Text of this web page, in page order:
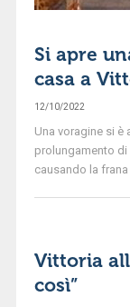
Si apre
casa a
12/10/2022
Una voragine si è
prolungamento di
causando la frana
Vittoria
così”